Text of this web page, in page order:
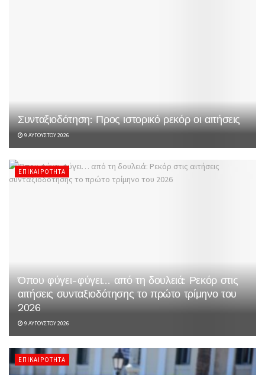
Συνταξιοδότηση: Προς ιστορικό ρεκόρ οι αιτήσεις
9 ΑΥΓΟΎΣΤΟΥ 2026
ΕΠΙΚΑΙΡΌΤΗΤΑ
Όπου φύγει-φύγει… από τη δουλειά: Ρεκόρ στις
αιτήσεις συνταξιοδότησης το πρώτο τρίμηνο του
2026
9 ΑΥΓΟΎΣΤΟΥ 2026
ΕΠΙΚΑΙΡΌΤΗΤΑ